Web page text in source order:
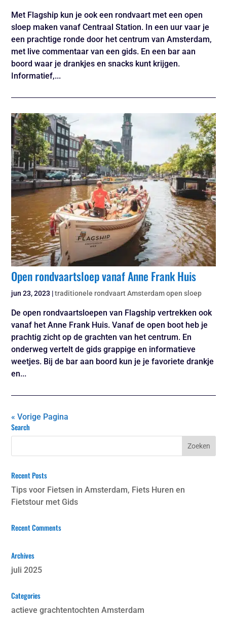
Met Flagship kun je ook een rondvaart met een open
sloep maken vanaf Centraal Station. In een uur vaar je
een prachtige ronde door het centrum van Amsterdam,
met live commentaar van een gids. En een bar aan
boord waar je drankjes en snacks kunt krijgen.
Informatief,...
Open rondvaartsloep vanaf Anne Frank Huis
jun 23, 2023 |traditionele rondvaart Amsterdam open sloep
De open rondvaartsloepen van Flagship vertrekken ook
vanaf het Anne Frank Huis. Vanaf de open boot heb je
prachtig zicht op de grachten van het centrum. En
onderweg vertelt de gids grappige en informatieve
weetjes. Bij de bar aan boord kun je je favoriete drankje
en...
« Vorige Pagina
Search
Recent Posts
Tips voor Fietsen in Amsterdam, Fiets Huren en
Fietstour met Gids
Recent Comments
Archives
juli 2025
Categories
actieve grachtentochten Amsterdam